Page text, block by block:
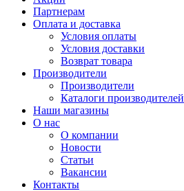
Партнерам
Оплата и доставка
Условия оплаты
Условия доставки
Возврат товара
Производители
Производители
Каталоги производителей
Наши магазины
О нас
О компании
Новости
Статьи
Вакансии
Контакты